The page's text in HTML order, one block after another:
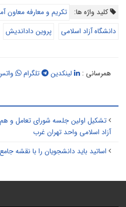
کلید واژه ها: تکریم و معارفه معاون
دانشگاه آزاد اسلامی
پروین داداندیش
همرسانی : لینکدین تلگرام واتس
تشکیل اولین جلسه شورای تعامل و
آزاد اسلامی واحد تهران غرب
اساتید باید دانشجویان را با نقشه جامع